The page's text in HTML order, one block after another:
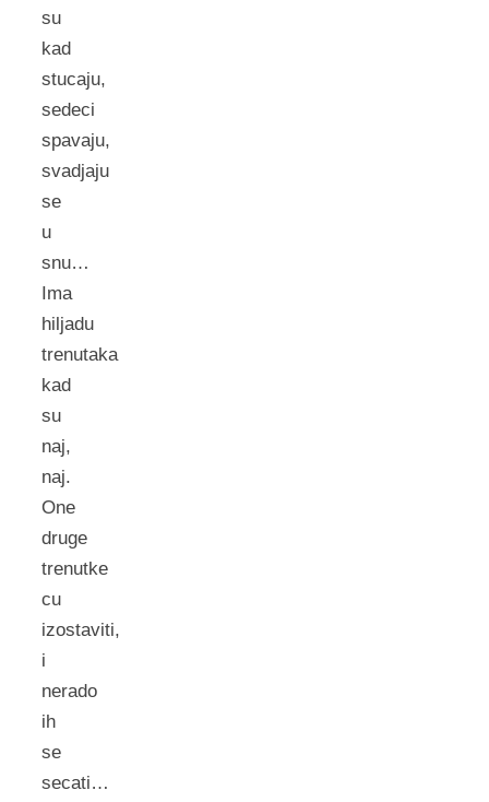
su
kad
stucaju,
sedeci
spavaju,
svadjaju
se
u
snu…
Ima
hiljadu
trenutaka
kad
su
naj,
naj.
One
druge
trenutke
cu
izostaviti,
i
nerado
ih
se
secati…